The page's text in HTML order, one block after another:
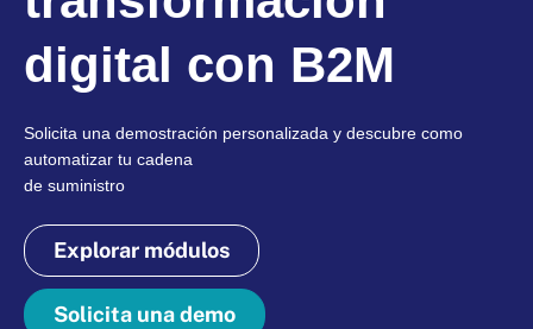
digital con B2M
Solicita una demostración personalizada y descubre como
automatizar tu cadena
de suministro
Explorar módulos
Solicita una demo